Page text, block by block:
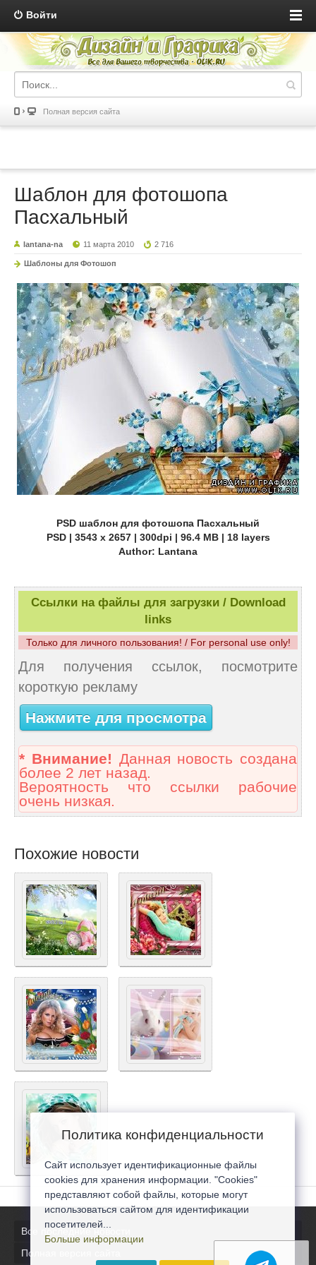
Войти
Полная версия сайта
Шаблон для фотошопа
Пасхальный
lantana-na 11 марта 2010 2 716
Шаблоны для Фотошоп
PSD шаблон для фотошопа Пасхальный
PSD | 3543 x 2657 | 300dpi | 96.4 MB | 18 layers
Author: Lantana
Ссылки на файлы для загрузки / Download
links
Только для личного пользования! / For personal use only!
Для получения ссылок, посмотрите
короткую рекламу
Нажмите для просмотра
* Внимание! Данная новость создана
более 2 лет назад.
Вероятность что ссылки рабочие
очень низкая.
Похожие новости
Все последние новости
Полная версия сайта
Политика конфиденциальности
Сайт использует идентификационные файлы
cookies для хранения информации. "Cookies"
представляют собой файлы, которые могут
использоваться сайтом для идентификации
посетителей...
Больше информации